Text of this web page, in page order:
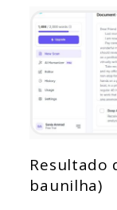
Resultado
baunilha)